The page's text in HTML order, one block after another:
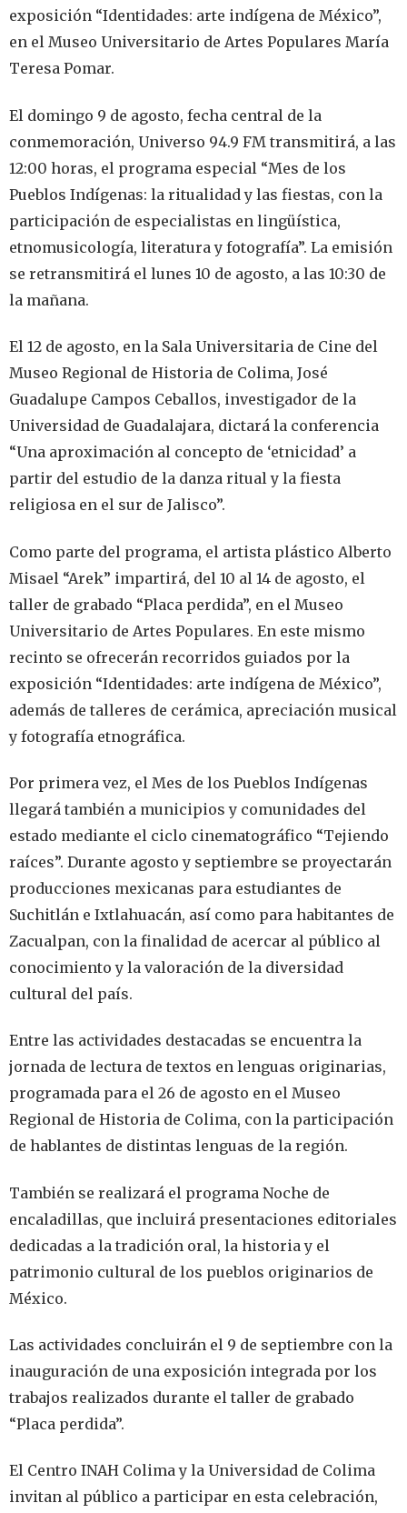
exposición “Identidades: arte indígena de México”,
en el Museo Universitario de Artes Populares María
Teresa Pomar.
El domingo 9 de agosto, fecha central de la
conmemoración, Universo 94.9 FM transmitirá, a las
12:00 horas, el programa especial “Mes de los
Pueblos Indígenas: la ritualidad y las fiestas, con la
participación de especialistas en lingüística,
etnomusicología, literatura y fotografía”. La emisión
se retransmitirá el lunes 10 de agosto, a las 10:30 de
la mañana.
El 12 de agosto, en la Sala Universitaria de Cine del
Museo Regional de Historia de Colima, José
Guadalupe Campos Ceballos, investigador de la
Universidad de Guadalajara, dictará la conferencia
“Una aproximación al concepto de ‘etnicidad’ a
partir del estudio de la danza ritual y la fiesta
religiosa en el sur de Jalisco”.
Como parte del programa, el artista plástico Alberto
Misael “Arek” impartirá, del 10 al 14 de agosto, el
taller de grabado “Placa perdida”, en el Museo
Universitario de Artes Populares. En este mismo
recinto se ofrecerán recorridos guiados por la
exposición “Identidades: arte indígena de México”,
además de talleres de cerámica, apreciación musical
y fotografía etnográfica.
Por primera vez, el Mes de los Pueblos Indígenas
llegará también a municipios y comunidades del
estado mediante el ciclo cinematográfico “Tejiendo
raíces”. Durante agosto y septiembre se proyectarán
producciones mexicanas para estudiantes de
Suchitlán e Ixtlahuacán, así como para habitantes de
Zacualpan, con la finalidad de acercar al público al
conocimiento y la valoración de la diversidad
cultural del país.
Entre las actividades destacadas se encuentra la
jornada de lectura de textos en lenguas originarias,
programada para el 26 de agosto en el Museo
Regional de Historia de Colima, con la participación
de hablantes de distintas lenguas de la región.
También se realizará el programa Noche de
encaladillas, que incluirá presentaciones editoriales
dedicadas a la tradición oral, la historia y el
patrimonio cultural de los pueblos originarios de
México.
Las actividades concluirán el 9 de septiembre con la
inauguración de una exposición integrada por los
trabajos realizados durante el taller de grabado
“Placa perdida”.
El Centro INAH Colima y la Universidad de Colima
invitan al público a participar en esta celebración,